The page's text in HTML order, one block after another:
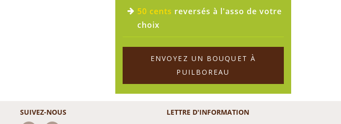
50 cents reversés à l'asso de votre
choix
ENVOYEZ UN BOUQUET À
PUILBOREAU
SUIVEZ-NOUS LETTRE D'INFORMATION